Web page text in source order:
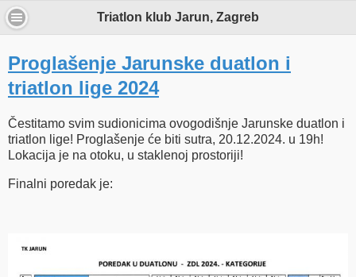
Triatlon klub Jarun, Zagreb
Proglašenje Jarunske duatlon i
triatlon lige 2024
Čestitamo svim sudionicima ovogodišnje Jarunske duatlon i
triatlon lige! Proglašenje će biti sutra, 20.12.2024. u 19h!
Lokacija je na otoku, u staklenoj prostoriji!
Finalni poredak je: